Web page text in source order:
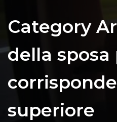
Category
della sposa
superiore